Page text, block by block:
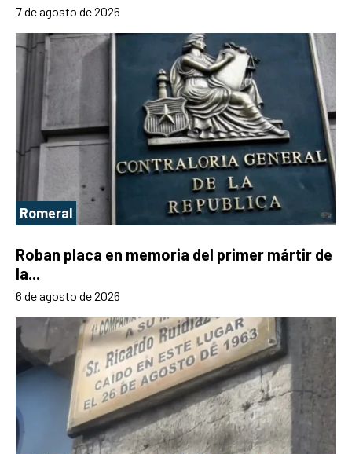
7 de agosto de 2026
Romeral
Roban placa en memoria del primer mártir de
la...
6 de agosto de 2026